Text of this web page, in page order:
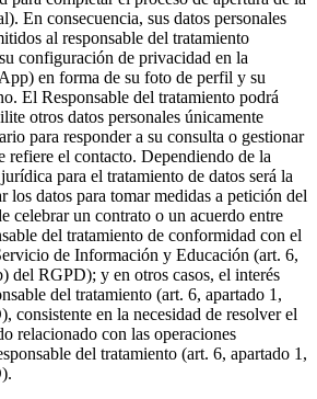
En consecuencia, sus datos personales
al responsable del tratamiento
configuración de privacidad en la
en forma de su foto de perfil y su
El Responsable del tratamiento podrá
otros datos personales únicamente
para responder a su consulta o gestionar
refiere el contacto. Dependiendo de la
para el tratamiento de datos será la
los datos para tomar medidas a petición del
celebrar un contrato o un acuerdo entre
del tratamiento de conformidad con el
de Información y Educación (art. 6,
del RGPD); y en otros casos, el interés
del tratamiento (art. 6, apartado 1,
consistente en la necesidad de resolver el
relacionado con las operaciones
del tratamiento (art. 6, apartado 1,